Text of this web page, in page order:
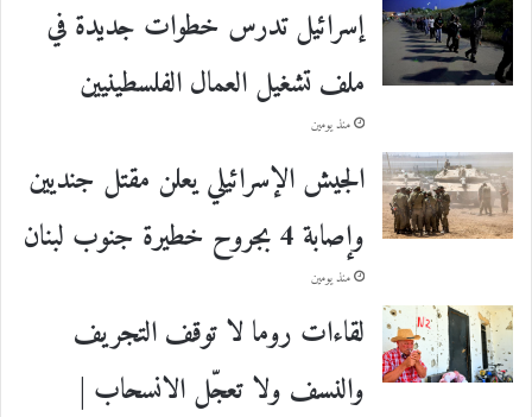
إسرائيل تدرس خطوات جديدة في
ملف تشغيل العمال الفلسطينيين
منذ يومين
الجيش الإسرائيلي يعلن مقتل جنديين
وإصابة 4 بجروح خطيرة جنوب لبنان
منذ يومين
لقاءات روما لا توقف التجريف
والنسف ولا تعجّل الانسحاب |